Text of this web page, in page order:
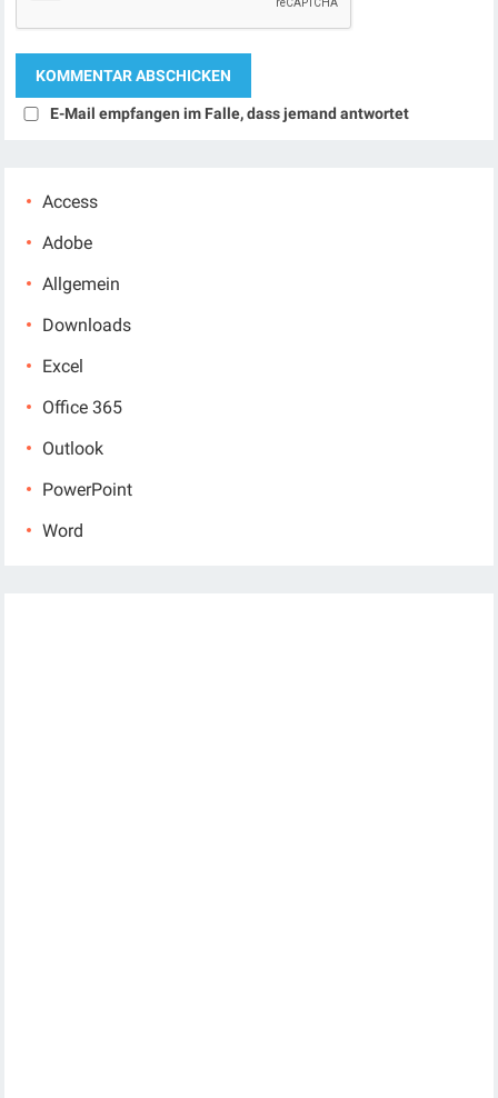
E-Mail empfangen im Falle, dass jemand antwortet
Access
Adobe
Allgemein
Downloads
Excel
Office 365
Outlook
PowerPoint
Word